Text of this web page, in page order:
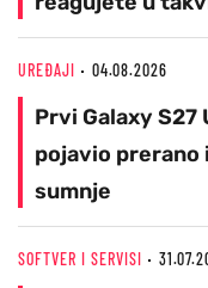
UREĐAJI 04.08.2026
Prvi Galaxy
pojavio prerano
sumnje
SOFTVER I SERVISI